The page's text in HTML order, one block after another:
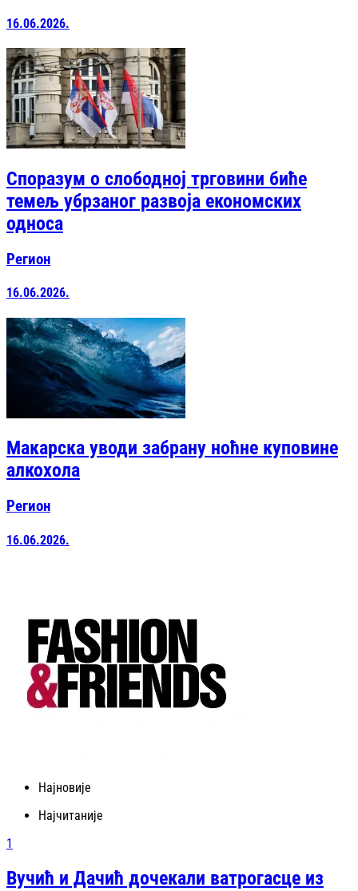
16.06.2026.
Споразум о слободној трговини биће
темељ убрзаног развоја економских
односа
Регион
16.06.2026.
Макарска уводи забрану ноћне куповине
алкохола
Регион
16.06.2026.
Најновије
Најчитаније
1
Вучић и Дачић дочекали ватрогасце из